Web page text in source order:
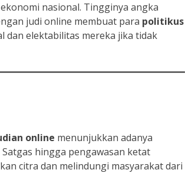
nasional. Tingginya angka
judi online membuat para politikus
dan elektabilitas mereka jika tidak
online menunjukkan adanya
hingga pengawasan ketat
citra dan melindungi masyarakat dari